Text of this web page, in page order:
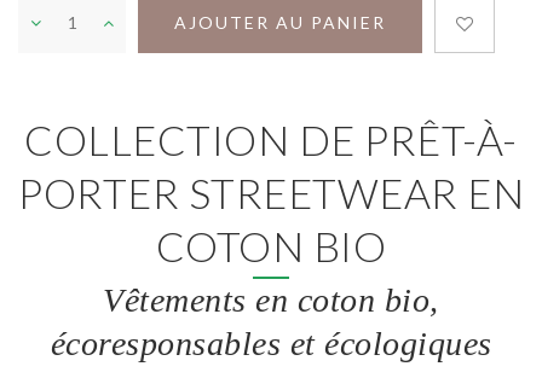
AJOUTER AU PANIER
COLLECTION DE PRÊT-À-
PORTER STREETWEAR EN
COTON BIO
Vêtements en coton bio,
écoresponsables et écologiques